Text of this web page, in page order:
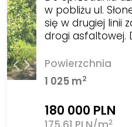
w pobliżu ul.
się w drugiej linii
drogi asfaltowej.
Powierzchnia
1 025 m2
180 000 PLN
2